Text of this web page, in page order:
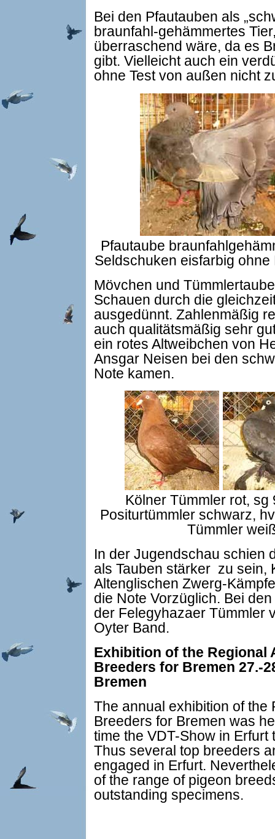
Bei den Pfautauben als
braunfahl-gehämmertes
überraschend wäre, da es
gibt. Vielleicht auch ein
ohne Test von außen nicht
Pfautaube
Seldschuken eisfarbig
Mövchen und
Schauen durch die
ausgedünnt. Zahlenmäßig
auch qualitätsmäßig sehr
ein rotes Altweibchen von
Ansgar Neisen bei den
Note kamen.
Kölner Tümmler rot,
Positurtümmler schwarz,
Tümmler
In der Jugendschau schien
als Tauben stärker zu sein,
Altenglischen Zwerg-
die Note Vorzüglich. Bei
der Felegyhazaer Tümmler
Oyter Band.
Exhibition of the Regional
Breeders for Bremen 27.-
Bremen
The annual exhibition of the
Breeders for Bremen was
time the VDT-Show in
Thus several top breeders
engaged in Erfurt.
of the range of pigeon
outstanding specimens.